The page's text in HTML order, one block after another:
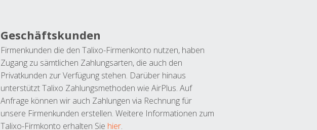
Geschäftskunden
Firmenkunden die den Talixo-Firmenkonto nutzen, haben
Zugang zu sämtlichen Zahlungsarten, die auch den
Privatkunden zur Verfügung stehen. Darüber hinaus
unterstützt Talixo Zahlungsmethoden wie AirPlus. Auf
Anfrage können wir auch Zahlungen via Rechnung für
unsere Firmenkunden erstellen. Weitere Informationen zum
Talixo-Firmkonto erhalten Sie hier.